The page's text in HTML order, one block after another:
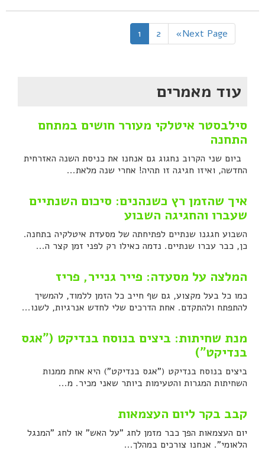
1 2 Next Page»
עוד מאמרים
סילבסטר איטלקי מעורר חושים במתחם
התחנה
ביום שני הקרוב נחגוג גם אנחנו את כניסת השנה האזרחית
החדשה, ואיזו חגיגה זו תהיה! אחרי שנה מלאת...
איך שהזמן רץ כשנהנים: סיכום השנתיים
שעברו והחגיגה השבוע
השבוע חגגנו שנתיים לפתיחתה של מסעדת איטלקיה בתחנה.
כן, כבר עברו שנתיים. נדמה כאילו רק לפני זמן קצר ה...
המלצה על מסעדה: פייר גנייר, פריז
כמו כל בעל מקצוע, גם שף חייב כל הזמן ללמוד, להמשיך
להתפתח ולהתקדם. אחת הדרכים שלי לחדש אנרגיות, לשנו...
מנת שחיתות: ביצים בנוסח בנדיקט ("אגס
בנדיקט")
ביצים בנוסח בנדיקט ("אגס בנדיקט") היא אחת ממנות
השחיתות המגרות והטעימות ביותר שאני מכיר. מ...
קבב בקר ליום העצמאות
יום העצמאות הפך כבר מזמן לחג "על האש" או לחג "המנגל
הלאומי". אנחנו צורכים במהלך...